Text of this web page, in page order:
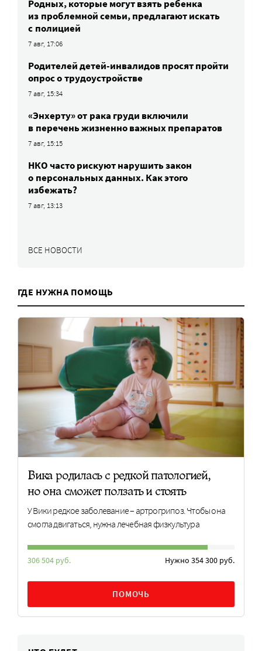
Родных, которые могут взять ребенка
из проблемной семьи, предлагают искать
с полицией
7 авг, 17:06
Родителей детей-инвалидов просят пройти
опрос о трудоустройстве
7 авг, 15:34
«Энхерту» от рака груди включили
в перечень жизненно важных препаратов
7 авг, 15:15
НКО часто рискуют нарушить закон
о персональных данных. Как этого
избежать?
7 авг, 13:13
ВСЕ НОВОСТИ
ГДЕ НУЖНА ПОМОЩЬ
Вика родилась с редкой патологией,
но она сможет ползать и стоять
У Вики редкое заболевание – артрогрипоз. Чтобы она
смогла двигаться, нужна лечебная физкультура
306 504 руб. Нужно 354 300 руб.
ПОМОЧЬ